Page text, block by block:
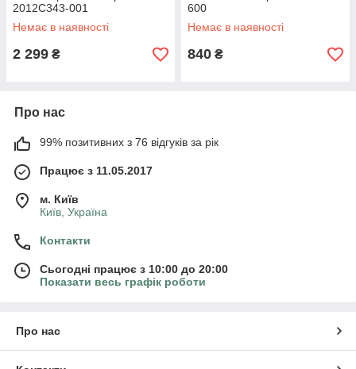
2012C343-001
Немає в наявності
2 299 ₴
600
Немає в наявності
840 ₴
Про нас
99% позитивних з 76 відгуків за рік
Працює з 11.05.2017
м. Київ
Київ, Україна
Контакти
Сьогодні працює з 10:00 до 20:00
Показати весь графік роботи
Про нас